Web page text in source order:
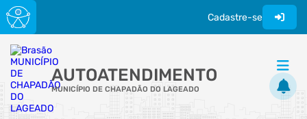
Cadastre-se
AUTOATENDIMENTO
MUNICÍPIO DE CHAPADÃO DO LAGEADO